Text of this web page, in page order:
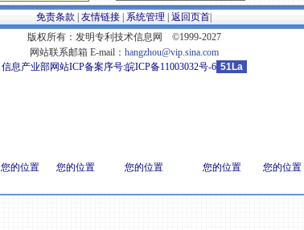
免责条款 友情链接 系统管理 返回页首
版权所有：发明专利技术信息网 ©1999-2027
网站联系邮箱 E-mail： hangzhou@vip.sina.com
信息产业部网站ICP备案序号:皖ICP备11003032号-6 51La
您的位置 您的位置 您的位置 您的位置 您的位置